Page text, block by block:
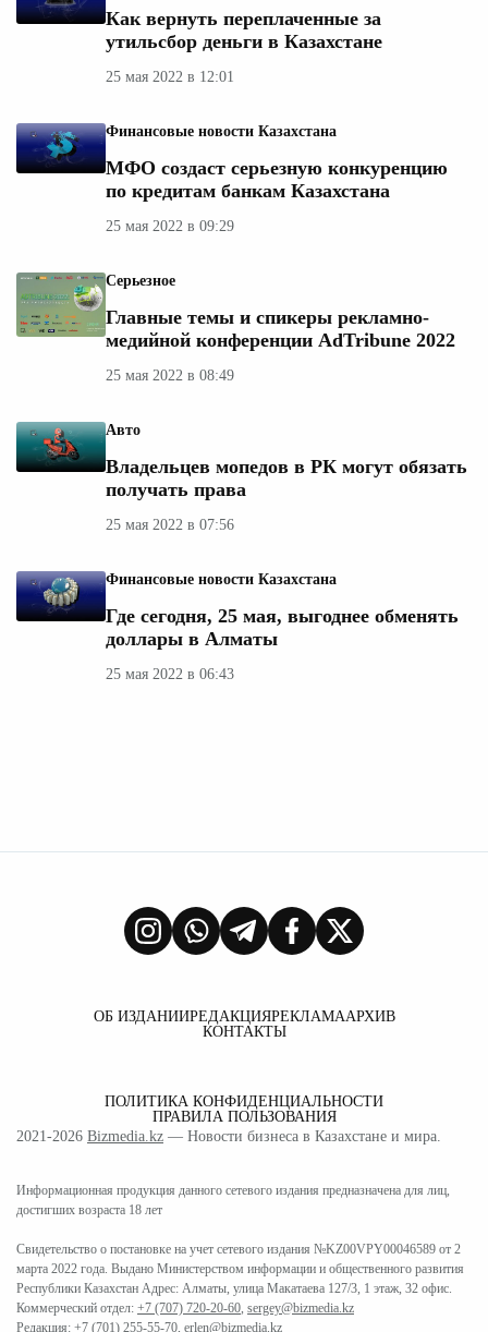
Как вернуть переплаченные за
утильсбор деньги в Казахстане
25 мая 2022 в 12:01
Финансовые новости Казахстана
МФО создаст серьезную конкуренцию
по кредитам банкам Казахстана
25 мая 2022 в 09:29
Серьезное
Главные темы и cпикеры рекламно-
медийной конференции AdTribune 2022
25 мая 2022 в 08:49
Авто
Владельцев мопедов в РК могут обязать
получать права
25 мая 2022 в 07:56
Финансовые новости Казахстана
Где сегодня, 25 мая, выгоднее обменять
доллары в Алматы
25 мая 2022 в 06:43
ОБ ИЗДАНИИРЕДАКЦИЯРЕКЛАМААРХИВ
КОНТАКТЫ
ПОЛИТИКА КОНФИДЕНЦИАЛЬНОСТИ
ПРАВИЛА ПОЛЬЗОВАНИЯ
2021-2026 Bizmedia.kz — Новости бизнеса в Казахстане и мира.
Информационная продукция данного сетевого издания предназначена для лиц,
достигших возраста 18 лет
Свидетельство о постановке на учет сетевого издания №KZ00VPY00046589 от 2
марта 2022 года. Выдано Министерством информации и общественного развития
Республики Казахстан Адрес: Алматы, улица Макатаева 127/3, 1 этаж, 32 офис.
Коммерческий отдел: +7 (707) 720-20-60, sergey@bizmedia.kz
Редакция: +7 (701) 255-55-70, erlen@bizmedia.kz